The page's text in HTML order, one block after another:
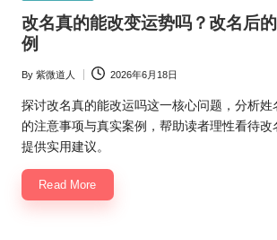
改名真的能改变运势吗？改名后
例
Posted
by
By 紫微道人 2026年6月18日
探讨改名真的能改运吗这一核心问题，分析姓
的注意事项与真实案例，帮助读者理性看待改
提供实用建议。
Read More